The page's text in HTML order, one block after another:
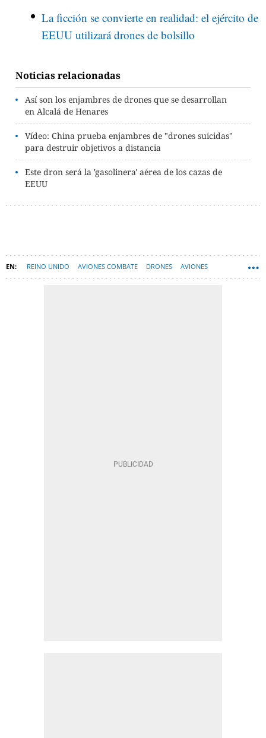
La ficción se convierte en realidad: el ejército de
EEUU utilizará drones de bolsillo
Noticias relacionadas
Así son los enjambres de drones que se desarrollan
en Alcalá de Henares
Vídeo: China prueba enjambres de "drones suicidas"
para destruir objetivos a distancia
Este dron será la 'gasolinera' aérea de los cazas de
EEUU
REINO UNIDO AVIONES COMBATE DRONES AVIONES